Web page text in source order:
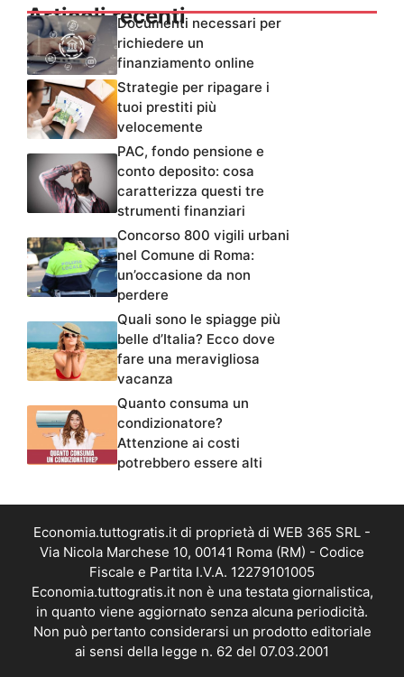
Articoli recentiDocumenti necessari per
richiedere un
finanziamento online
Strategie per ripagare i
tuoi prestiti più
velocemente
PAC, fondo pensione e
conto deposito: cosa
caratterizza questi tre
strumenti finanziari
Concorso 800 vigili urbani
nel Comune di Roma:
un’occasione da non
perdere
Quali sono le spiagge più
belle d’Italia? Ecco dove
fare una meravigliosa
vacanza
Quanto consuma un
condizionatore?
Attenzione ai costi
potrebbero essere alti
Economia.tuttogratis.it di proprietà di WEB 365 SRL -
Via Nicola Marchese 10, 00141 Roma (RM) - Codice
Fiscale e Partita I.V.A. 12279101005
Economia.tuttogratis.it non è una testata giornalistica,
in quanto viene aggiornato senza alcuna periodicità.
Non può pertanto considerarsi un prodotto editoriale
ai sensi della legge n. 62 del 07.03.2001